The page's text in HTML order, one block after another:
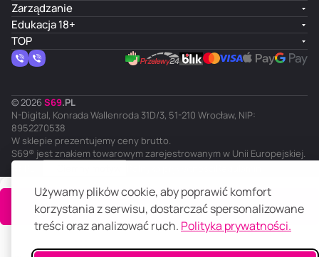
Używamy plików cookie, aby poprawić komfort
korzystania z serwisu, dostarczać spersonalizowane
treści oraz analizować ruch. Polityka prywatności.
Do koszyka
Zarządzanie
Edukacja 18+
TOP
© 2026 S69.PL
N-Digital, Konrada Wallenroda 31D/3, 51-210 Wrocław, NIP:
8952270538
W sklepie prezentujemy ceny brutto.
S69® jest znakiem towarowym zarejestrowanym w Unii Europejskiej.